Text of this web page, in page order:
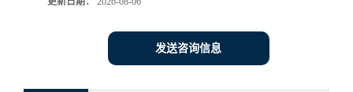
发送咨询信息